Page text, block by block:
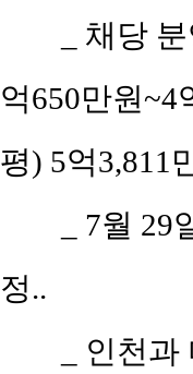
_ 채당
억650만원~4
평) 5억3,811
_ 7월
정..
_ 인천